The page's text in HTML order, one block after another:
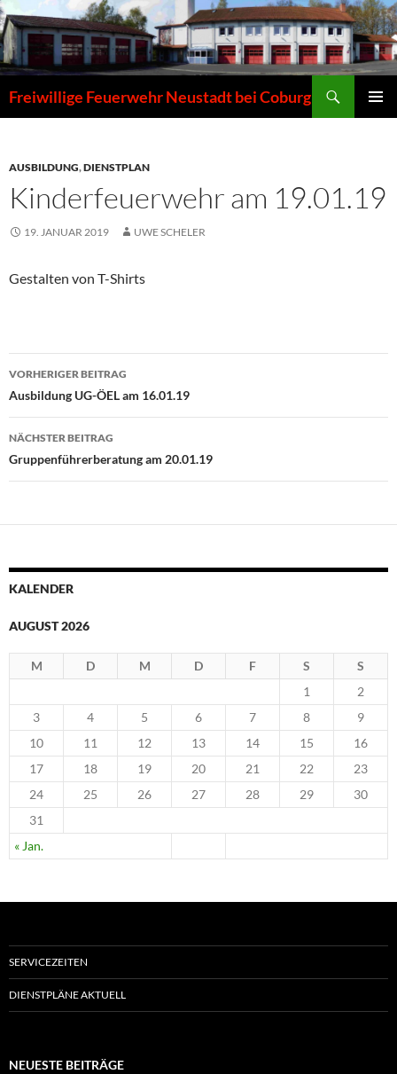
Zum
Inhalt
springen
Freiwillige Feuerwehr Neustadt bei Coburg
AUSBILDUNG,DIENSTPLAN
Kinderfeuerwehr am 19.01.19
19. JANUAR 2019 UWE SCHELER
Gestalten von T-Shirts
Beitragsnavigation
VORHERIGER BEITRAG
Ausbildung UG-ÖEL am 16.01.19
NÄCHSTER BEITRAG
Gruppenführerberatung am 20.01.19
KALENDER
AUGUST 2026
M D M D F S S
« Jan.
1
2
3
4 5 6 7 8
9
10
11 12 13 14 15
16
17
18 19 20 21 22
23
24
25 26 27 28 29
30
31
SERVICEZEITEN
DIENSTPLÄNE AKTUELL
NEUESTE BEITRÄGE